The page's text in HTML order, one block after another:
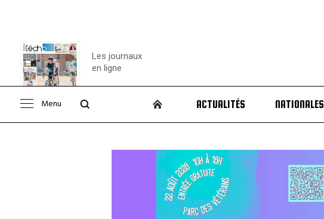
Consulter le
Les journaux
en ligne
Menu ACTUALITÉS NATIONALES